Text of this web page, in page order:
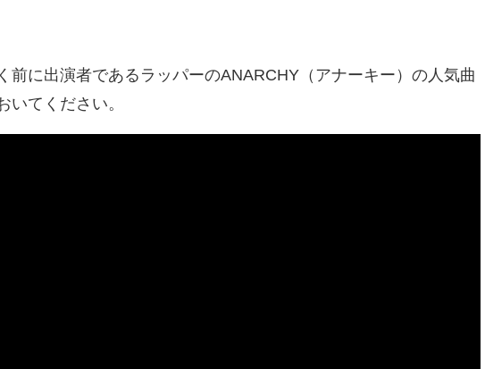
前に出演者であるラッパーのANARCHY（アナーキー）の人気曲
いてください。